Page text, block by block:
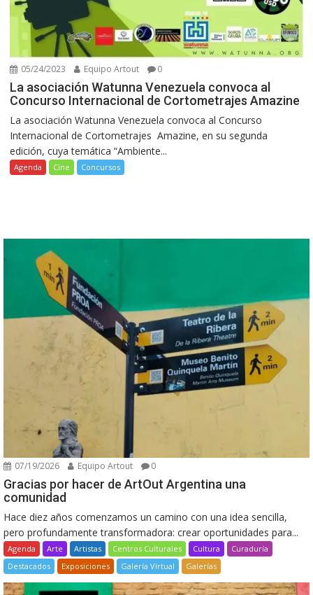
05/24/2023 Equipo Artout 0
La asociación Watunna Venezuela convoca al
Concurso Internacional de Cortometrajes Amazine
La asociación Watunna Venezuela convoca al Concurso
Internacional de Cortometrajes Amazine, en su segunda
edición, cuya temática “Ambiente...
Agenda Cine Concursos
07/19/2026 Equipo Artout 0
Gracias por hacer de ArtOut Argentina una
comunidad
Hace diez años comenzamos un camino con una idea sencilla,
pero profundamente transformadora: crear oportunidades para...
Agenda Arte Artistas Centros Culturales Cultura
Curaduría
Destacados
Exposiciones Galería Virtual Galerías